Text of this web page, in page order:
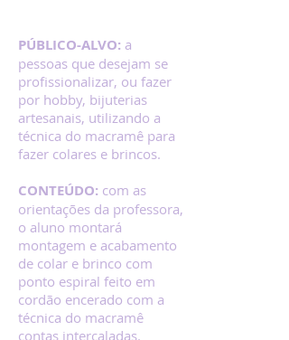
PÚBLICO-ALVO: a
pessoas que desejam se
profissionalizar, ou fazer
por hobby, bijuterias
artesanais, utilizando a
técnica do macramê para
fazer colares e brincos.
CONTEÚDO: com as
orientações da professora,
o aluno montará
montagem e acabamento
de colar e brinco com
ponto espiral feito em
cordão encerado com a
técnica do macramê
contas intercaladas.